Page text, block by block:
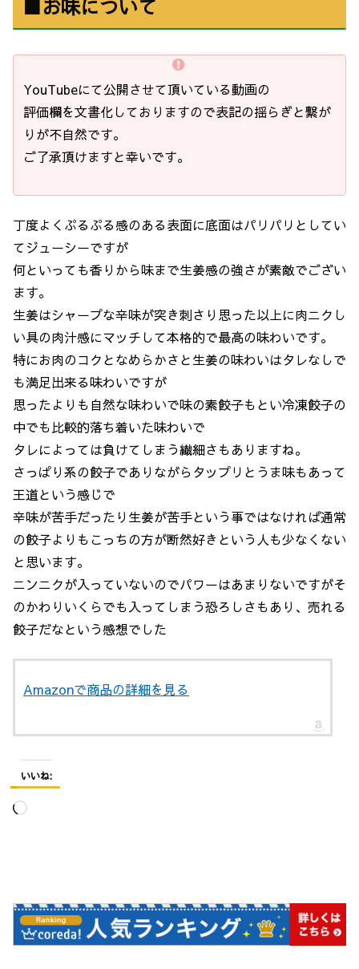
■お味について
YouTubeにて公開させて頂いている動画の
評価欄を文書化しておりますので表記の揺らぎと繋が
りが不自然です。
ご了承頂けますと幸いです。
丁度よくぷるぷる感のある表面に底面はパリパリとしてい
てジューシーですが
何といっても香りから味まで生姜感の強さが素敵でござい
ます。
生姜はシャープな辛味が突き刺さり思った以上に肉ニクし
い具の肉汁感にマッチして本格的で最高の味わいです。
特にお肉のコクとなめらかさと生姜の味わいはタレなしで
も満足出来る味わいですが
思ったよりも自然な味わいで味の素餃子もとい冷凍餃子の
中でも比較的落ち着いた味わいで
タレによっては負けてしまう繊細さもありますね。
さっぱり系の餃子でありながらタップリとうま味もあって
王道という感じで
辛味が苦手だったり生姜が苦手という事ではなければ通常
の餃子よりもこっちの方が断然好きという人も少なくない
と思います。
ニンニクが入っていないのでパワーはあまりないですがそ
のかわりいくらでも入ってしまう恐ろしさもあり、売れる
餃子だなという感想でした
Amazonで商品の詳細を見る
いいね:
読